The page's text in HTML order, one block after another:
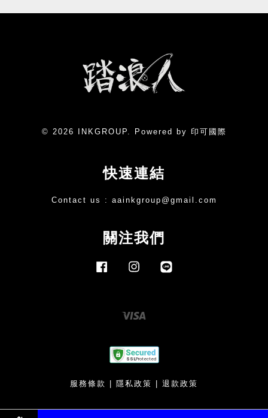
© 2026 INKGROUP. Powered by 印可國際
快速連結
Contact us : aainkgroup@gmail.com
關注我們
FacebookInstagram
服務條款 | 隱私政策 | 退款政策